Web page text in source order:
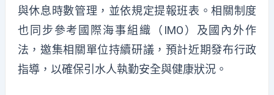
與休息時數管理，並依規定提報班表。相關制度
也同步參考國際海事組織（IMO）及國內外作
法，邀集相關單位持續研議，預計近期發布行政
指導，以確保引水人執勤安全與健康狀況。